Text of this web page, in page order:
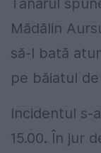
Mădălin
să-l bată
pe băiatul de
Incidentul s-
15.00. În jur